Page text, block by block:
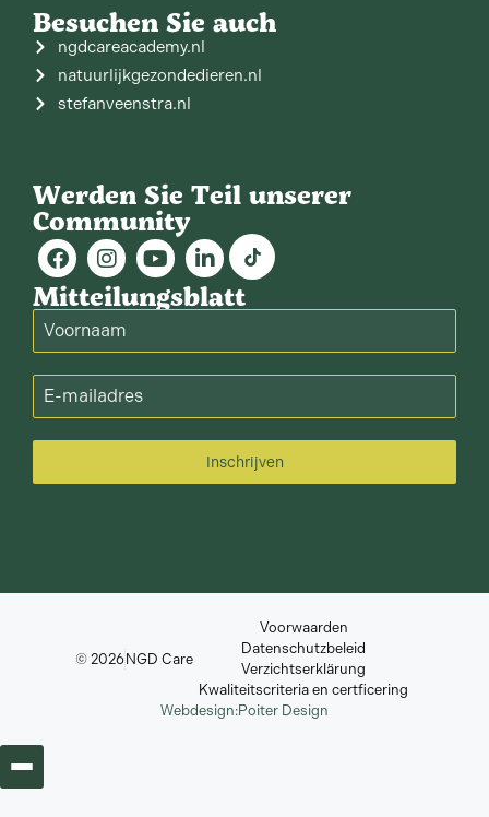
Besuchen Sie auch
ngdcareacademy.nl
natuurlijkgezondedieren.nl
stefanveenstra.nl
Werden Sie Teil unserer
Community
Mitteilungsblatt
Inschrijven
© 2026 NGD Care
Voorwaarden
Datenschutzbeleid
Verzichtserklärung
Kwaliteitscriteria en certficering
Webdesign:Poiter Design